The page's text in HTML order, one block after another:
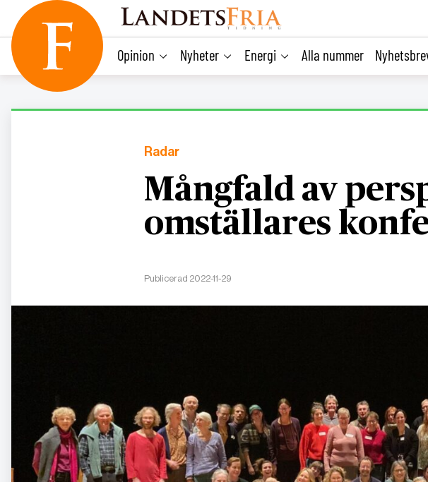
content
Opinion Nyheter Energi Alla nummer
Radar
Mångfald av
omställares
Publicerad 2022-11-29